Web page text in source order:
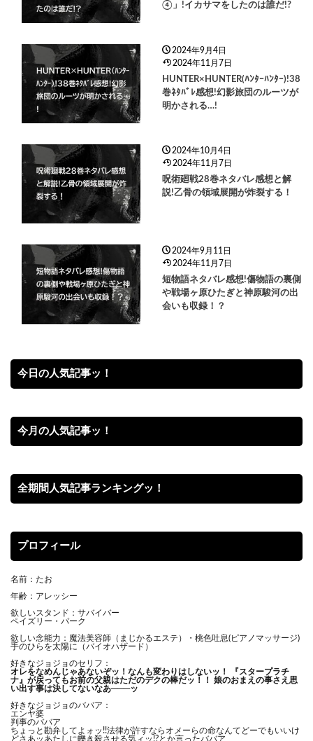
④」!イカサマをしたのは誰だ!?
2024年9月4日
2024年11月7日
HUNTER×HUNTER(ﾊﾝﾀｰﾊﾝﾀｰ)!38
巻ﾈﾀﾊﾞﾚ感想!幻影旅団のルーツが
明かされる…!
2024年10月4日
2024年11月7日
呪術廻戦28巻ネタバレ感想と解
説!乙骨の領域展開が炸裂する！
2024年9月11日
2024年11月7日
短物語ネタバレ感想!傷物語の裏側
や戦場ヶ原ひたぎと神原駿河の出
会いも収録！？
今日の人気記事ッ！
今月の人気記事ッ！
全期間人気記事ランキングッ！
プロフィール
名前：たお
年齢：アレッシー
欲しいスタンド：サバイバー
ペイズリー・パーク
欲しい念能力：魔法美容師（まじかるエステ）・桃色吐息(ピアノマッサージ)
手のひらを太陽に（バイオハザード）
好きなジョジョのセリフ：
オレをなめんじゃあないぞッ！ なんも変わりはしないッ！ 『スタープラチ
ナ』が戻ってもお前の父親はただのデクの棒だッ！！ 娘のおまえの事さえ思
い出す事は決してないなあ───ッ
好きなジョジョのババア：
エンヤ婆
判事のババア
ちょっと勘弁してよォッ!!法律が許すならオメーらの命なんてどーでもいいけ
どさあッあたしに轢き殺させる気ィッ!?とか言ったババア